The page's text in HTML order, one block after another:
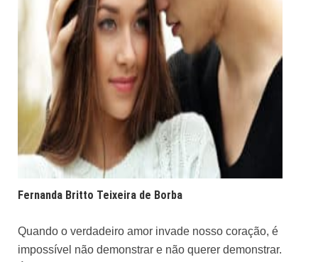
Fernanda Britto Teixeira de Borba
Quando o verdadeiro amor invade nosso coração, é
impossível não demonstrar e não querer demonstrar.